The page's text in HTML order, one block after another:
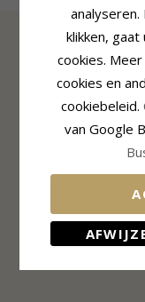
binnen een paar dagen
Dat zijn de voordelen als
onze collectie en zie of je
klikken,
cookies.
cookies en
cookiebeleid.
van Google